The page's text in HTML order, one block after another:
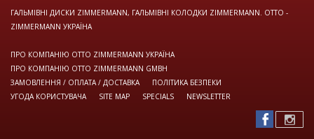
ГАЛЬМІВНІ ДИСКИ ZIMMERMANN, ГАЛЬМІВНІ КОЛОДКИ ZIMMERMANN. OTTO -
ZIMMERMANN УКРАЇНА
ПРО КОМПАНІЮ OTTO ZIMMERMANN УКРАЇНА
ПРО КОМПАНІЮ OTTO ZIMMERMANN GMBH
ЗАМОВЛЕННЯ / ОПЛАТА / ДОСТАВКА
ПОЛІТИКА БЕЗПЕКИ
УГОДА КОРИСТУВАЧА
SITE MAP SPECIALS NEWSLETTER